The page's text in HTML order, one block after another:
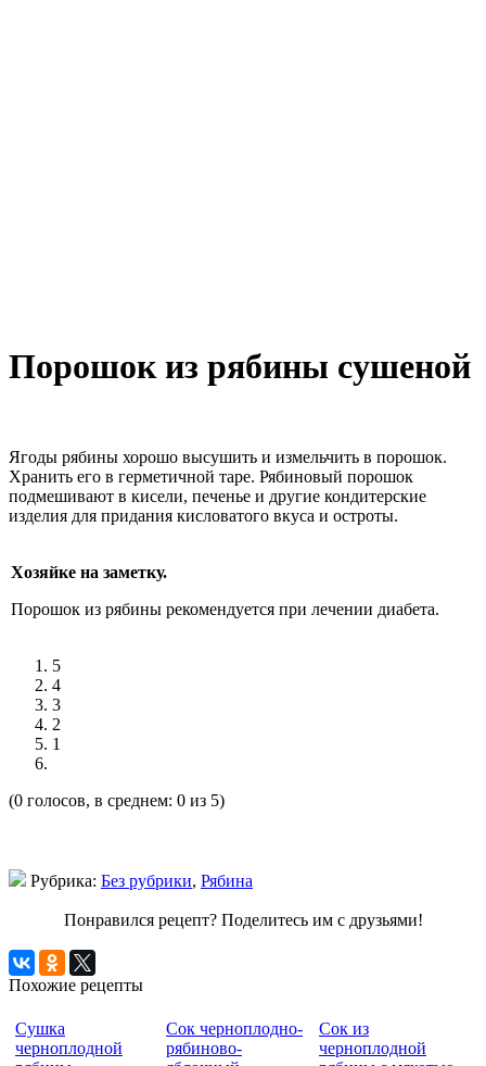
Порошок из рябины сушеной
Ягоды рябины хорошо высушить и измельчить в порошок.
Хранить его в герметичной таре. Рябиновый порошок
подмешивают в кисели, печенье и другие кондитерские
изделия для придания кисловатого вкуса и остроты.
Хозяйке на заметку.
Порошок из рябины рекомендуется при лечении диабета.
5
4
3
2
1
(0 голосов, в среднем: 0 из 5)
Рубрика: Без рубрики, Рябина
Понравился рецепт? Поделитесь им с друзьями!
Похожие рецепты
Сушка
черноплодной
Сок черноплодно-
рябиново-
Сок из
черноплодной